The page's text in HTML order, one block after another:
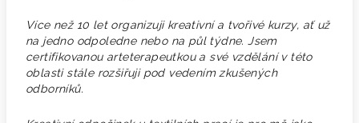
Více než 10 let organizuji kreativní a tvořivé kurzy, ať už
na jedno odpoledne nebo na půl týdne. Jsem
certifikovanou arteterapeutkou a své vzdělání v této
oblasti stále rozšiřuji pod vedením zkušených
odborníků.